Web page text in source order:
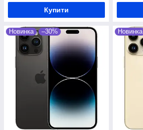
Купити
Новинка –30% Новинка